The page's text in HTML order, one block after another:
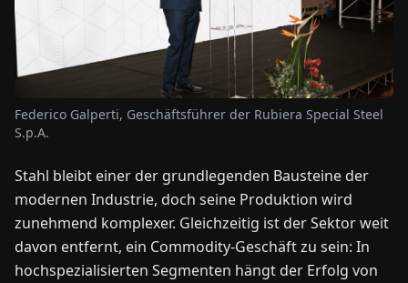
NEWS
UNS
ENDEFRESITNLPLHU
ZU
UNS
Federico Galperti, Geschäftsführer der Rubiera Special Steel
S.p.A.
Stahl bleibt einer der grundlegenden Bausteine der
modernen Industrie, doch seine Produktion wird
zunehmend komplexer. Gleichzeitig ist der Sektor weit
davon entfernt, ein Commodity-Geschäft zu sein: In
hochspezialisierten Segmenten hängt der Erfolg von